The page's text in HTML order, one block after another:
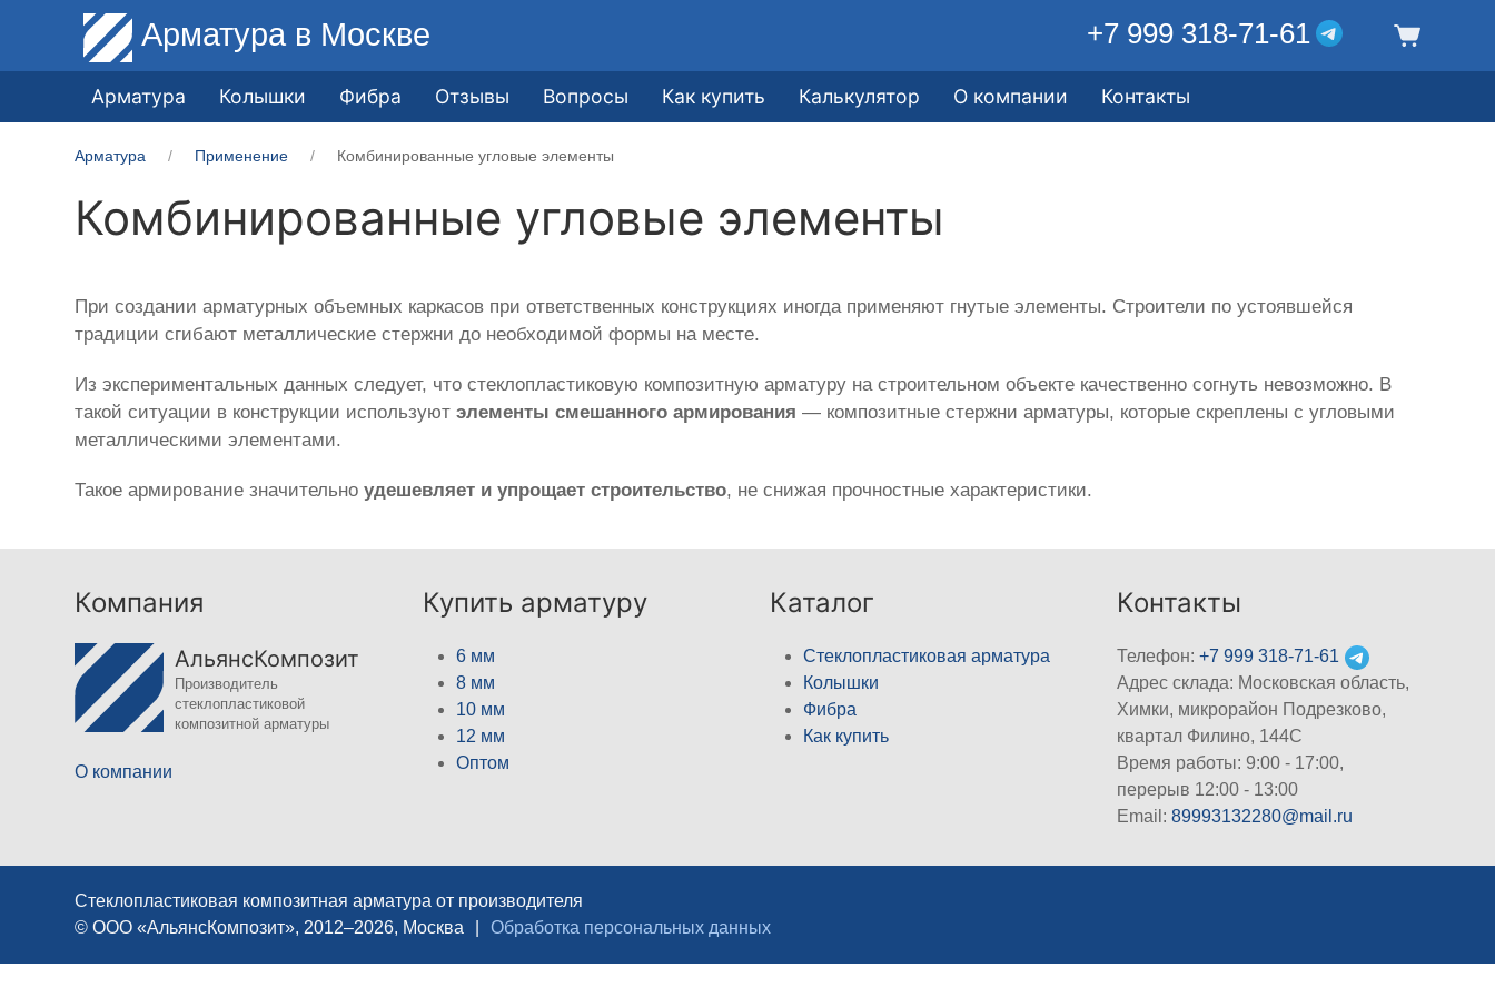
Арматура в Москве +7 999 318-71-61
Арматура Колышки Фибра Отзывы Вопросы Как купить Калькулятор О компании Контакты
Арматура Применение Комбинированные угловые элементы
Комбинированные угловые элементы
При создании арматурных объемных каркасов при ответственных конструкциях иногда применяют гнутые элементы. Строители по устоявшейся
традиции сгибают металлические стержни до необходимой формы на месте.
Из экспериментальных данных следует, что стеклопластиковую композитную арматуру на строительном объекте качественно согнуть невозможно. В
такой ситуации в конструкции используютэлементы смешанного армирования — композитные стержни арматуры, которые скреплены с угловыми
металлическими элементами.
Такое армирование значительноудешевляет и упрощает строительство, не снижая прочностные характеристики.
Компания
АльянсКомпозит
Производитель
стеклопластиковой
композитной арматуры
О компании
Купить арматуру
6 мм
8 мм
10 мм
12 мм
Оптом
Каталог
Стеклопластиковая арматура
Колышки
Фибра
Как купить
Контакты
Телефон:+7 999 318-71-61
Адрес склада: Московская область,
Химки, микрорайон Подрезково,
квартал Филино, 144С
Время работы: 9:00 - 17:00,
перерыв 12:00 - 13:00
Email:89993132280@mail.ru
Стеклопластиковая композитная арматура от производителя
© ООО «АльянсКомпозит», 2012–2026, Москва
Обработка персональных данных